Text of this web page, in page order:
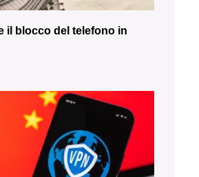
il blocco del telefono in